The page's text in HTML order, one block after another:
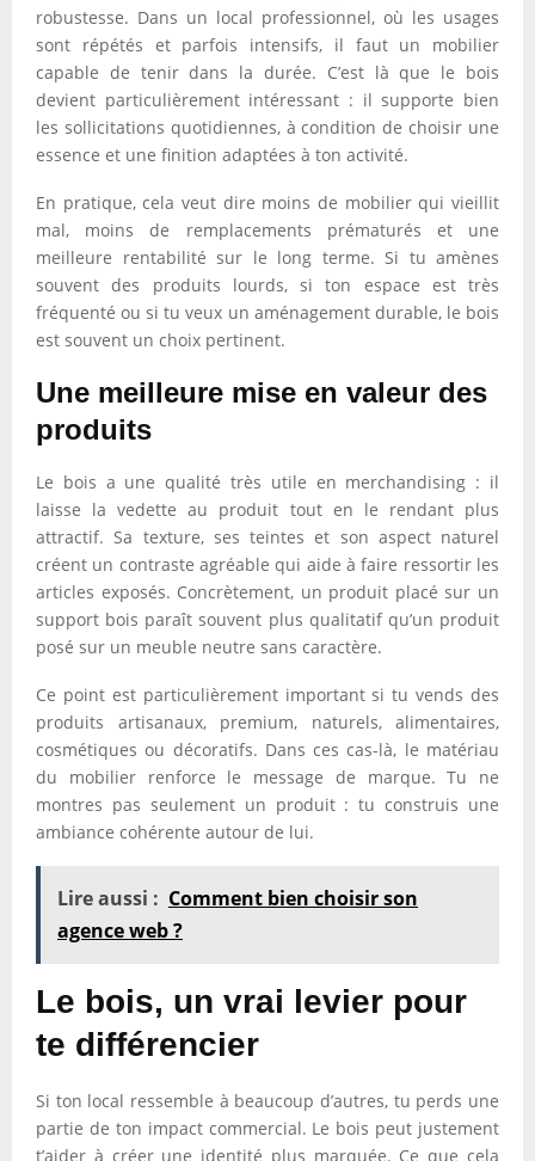
robustesse. Dans un local professionnel, où les usages
sont répétés et parfois intensifs, il faut un mobilier
capable de tenir dans la durée. C’est là que le bois
devient particulièrement intéressant : il supporte bien
les sollicitations quotidiennes, à condition de choisir une
essence et une finition adaptées à ton activité.
En pratique, cela veut dire moins de mobilier qui vieillit
mal, moins de remplacements prématurés et une
meilleure rentabilité sur le long terme. Si tu amènes
souvent des produits lourds, si ton espace est très
fréquenté ou si tu veux un aménagement durable, le bois
est souvent un choix pertinent.
Une meilleure mise en valeur des
produits
Le bois a une qualité très utile en merchandising : il
laisse la vedette au produit tout en le rendant plus
attractif. Sa texture, ses teintes et son aspect naturel
créent un contraste agréable qui aide à faire ressortir les
articles exposés. Concrètement, un produit placé sur un
support bois paraît souvent plus qualitatif qu’un produit
posé sur un meuble neutre sans caractère.
Ce point est particulièrement important si tu vends des
produits artisanaux, premium, naturels, alimentaires,
cosmétiques ou décoratifs. Dans ces cas-là, le matériau
du mobilier renforce le message de marque. Tu ne
montres pas seulement un produit : tu construis une
ambiance cohérente autour de lui.
Lire aussi : Comment bien choisir son
agence web ?
Le bois, un vrai levier pour
te différencier
Si ton local ressemble à beaucoup d’autres, tu perds une
partie de ton impact commercial. Le bois peut justement
t’aider à créer une identité plus marquée. Ce que cela